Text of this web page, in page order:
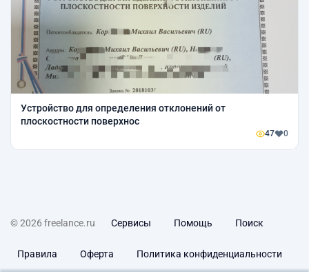
Устройство для определения отклонений от
плоскостности поверхнос
47 0
© 2026 freelance.ru Сервисы Помощь Поиск
Правила Оферта Политика конфиденциальности